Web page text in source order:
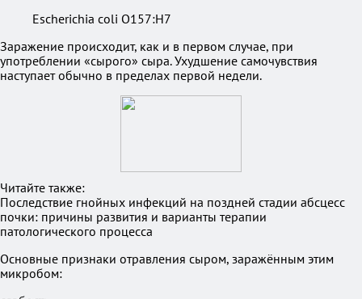
Escherіchіa colі O157:H7
Заражение происходит, как и в первом случае, при
употреблении «сырого» сыра. Ухудшение самочувствия
наступает обычно в пределах первой недели.
Читайте также:
Последствие гнойных инфекций на поздней стадии абсцесс
почки: причины развития и варианты терапии
патологического процесса
Основные признаки отравления сыром, заражённым этим
микробом: